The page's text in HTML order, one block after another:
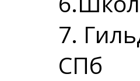
7.
СПб